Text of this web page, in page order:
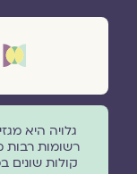
גלויה היא
רשומות רבות
קולות שונים